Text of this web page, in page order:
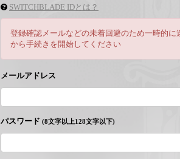
SWITCHBLADE IDとは？
登録確認メールなどの未着回避のため一時的
から手続きを開始してください
メールアドレス
パスワード (8文字以上128文字以下)